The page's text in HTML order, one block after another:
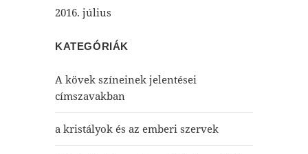
2016. július
KATEGÓRIÁK
A kövek színeinek jelentései
címszavakban
a kristályok és az emberi szervek